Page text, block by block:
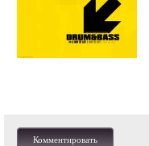
Комментировать